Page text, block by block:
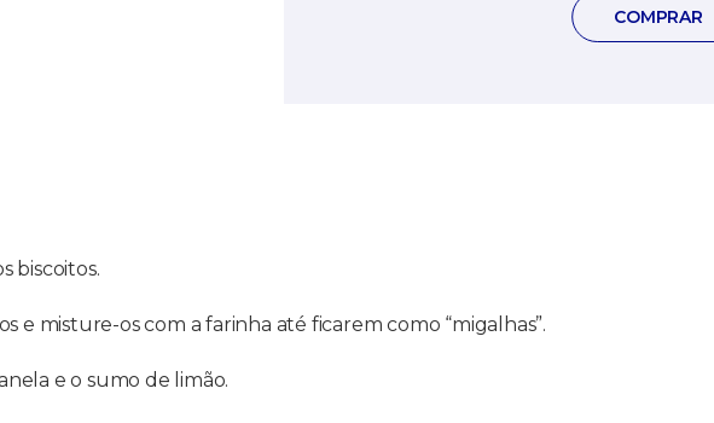
COMPRAR
biscoitos.
e misture-os com a farinha até ficarem como “migalhas”.
e o sumo de limão.